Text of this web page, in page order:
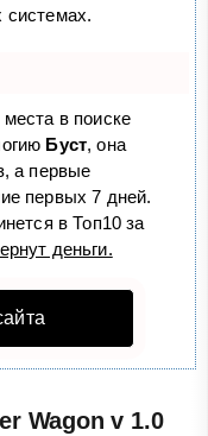
системах.
в поиске
Буст, она
а первые
первых 7 дней.
в Топ10 за
деньги.
Wagon v 1.0